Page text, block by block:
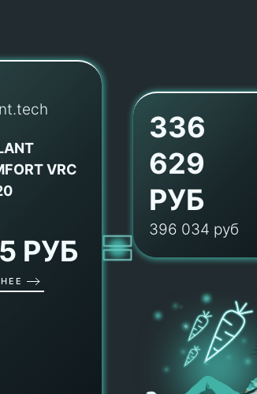
VRC
РУБ
336
629
РУБ
396 034 руб